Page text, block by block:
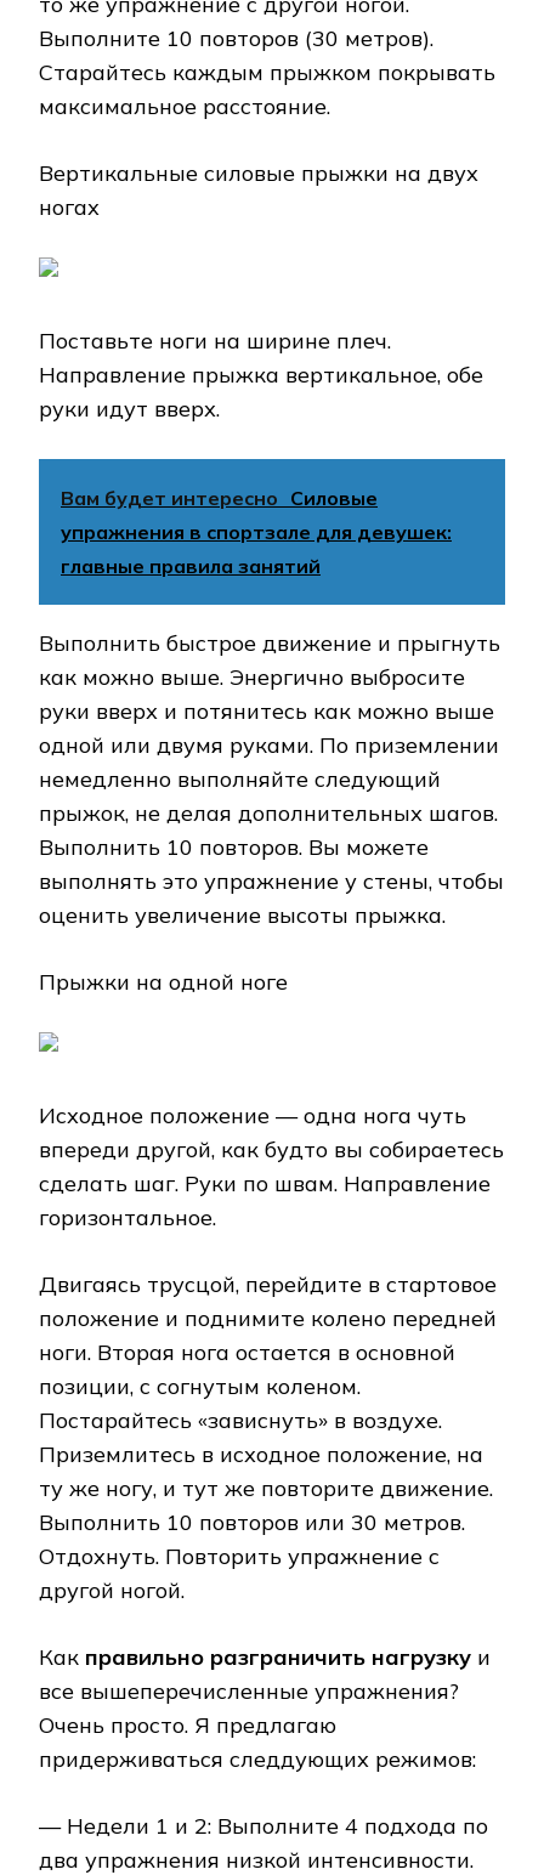
Выполните 10 повторов (30 метров).
Старайтесь каждым прыжком покрывать
максимальное расстояние.
Вертикальные силовые прыжки на двух
ногах
Поставьте ноги на ширине плеч.
Направление прыжка вертикальное, обе
руки идут вверх.
Вам будет интересно Силовые
упражнения в спортзале для девушек:
главные правила занятий
Выполнить быстрое движение и прыгнуть
как можно выше. Энергично выбросите
руки вверх и потянитесь как можно выше
одной или двумя руками. По приземлении
немедленно выполняйте следующий
прыжок, не делая дополнительных шагов.
Выполнить 10 повторов. Вы можете
выполнять это упражнение у стены, чтобы
оценить увеличение высоты прыжка.
Прыжки на одной ноге
Исходное положение — одна нога чуть
впереди другой, как будто вы собираетесь
сделать шаг. Руки по швам. Направление
горизонтальное.
Двигаясь трусцой, перейдите в стартовое
положение и поднимите колено передней
ноги. Вторая нога остается в основной
позиции, с согнутым коленом.
Постарайтесь «зависнуть» в воздухе.
Приземлитесь в исходное положение, на
ту же ногу, и тут же повторите движение.
Выполнить 10 повторов или 30 метров.
Отдохнуть. Повторить упражнение с
другой ногой.
Как правильно разграничить нагрузку и
все вышеперечисленные упражнения?
Очень просто. Я предлагаю
придерживаться следдующих режимов:
— Недели 1 и 2: Выполните 4 подхода по
два упражнения низкой интенсивности.